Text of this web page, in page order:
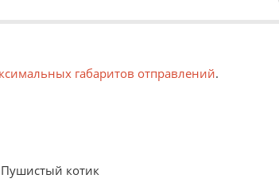
габаритов отправлений.
Пушистый котик